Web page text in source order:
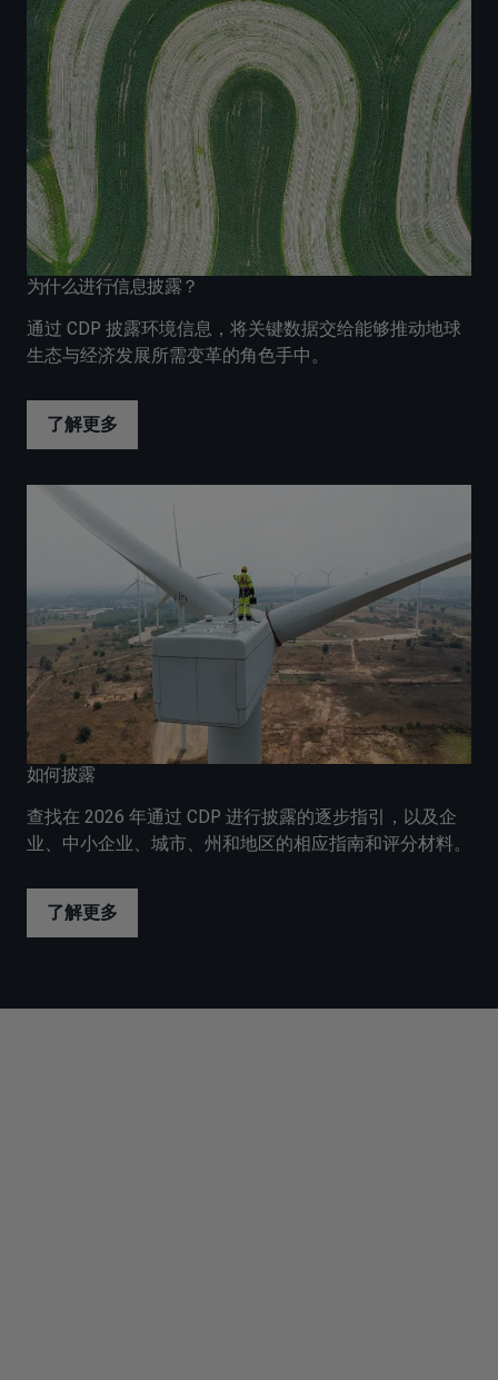
为什么进行信息披露？
通过 CDP 披露环境信息，将关键数据交给能够推动地球
生态与经济发展所需变革的角色手中。
了解更多
如何披露
查找在 2026 年通过 CDP 进行披露的逐步指引，以及企
业、中小企业、城市、州和地区的相应指南和评分材料。
了解更多